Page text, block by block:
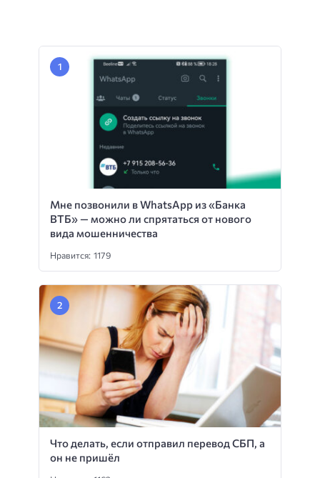
Мне позвонили в WhatsApp из «Банка
ВТБ» — можно ли спрятаться от нового
вида мошенничества
Нравится: 1179
Что делать, если отправил перевод СБП, а
он не пришёл